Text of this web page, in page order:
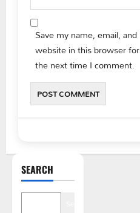
Save my name, email, and
website in this browser for
the next time I comment.
SEARCH